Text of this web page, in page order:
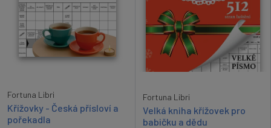
Fortuna Libri
Křížovky - Česká přísloví a
pořekadla
Fortuna Libri
Velká kniha křížovek pro
babičku a dědu